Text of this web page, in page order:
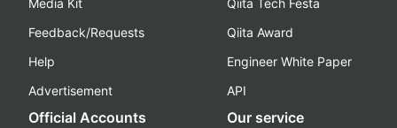
Media Kit
Feedback/Requests
Help
Advertisement
Qiita Tech Festa
Qiita Award
Engineer White Paper
API
Official Accounts Our service